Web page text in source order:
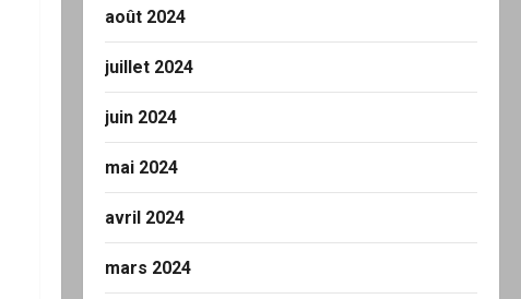
août 2024
juillet 2024
juin 2024
mai 2024
avril 2024
mars 2024